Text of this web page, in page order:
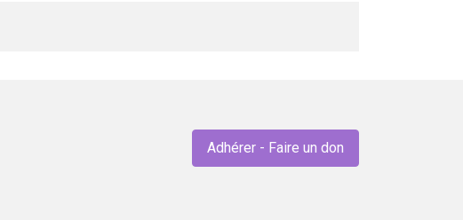
Adhérer - Faire un don